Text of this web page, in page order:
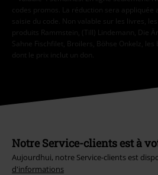
codes promos. La réduction sera appliquée
saisie du code. Non valable sur les livres,
produits Rammstein, (Till) Lindemann, Die
Sahne Fischfilet, Broilers, Böhse Onkelz, les
dont le prix inclut un don.
Notre Service-clients est à
Aujourdhui, notre Service-clients est
d'informations